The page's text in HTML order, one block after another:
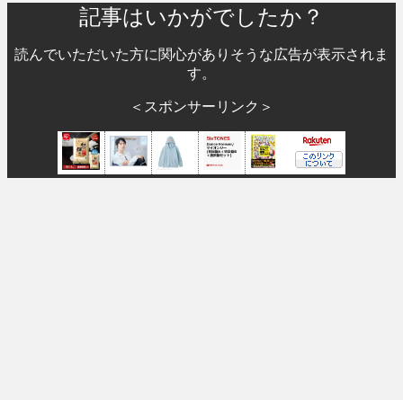
記事はいかがでしたか？
読んでいただいた方に関心がありそうな広告が表示されま
す。
＜スポンサーリンク＞